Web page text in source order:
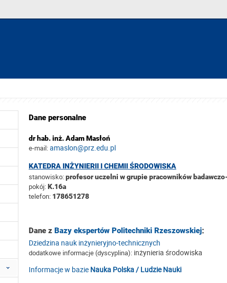
Dane personalne
dr hab. inż. Adam Masłoń
e-mail:amaslon@prz.edu.pl
KATEDRA INŻYNIERII I CHEMII ŚRODOWISKA
stanowisko:profesor uczelni w grupie pracowników
pokój:K.16a
telefon: 178651278
Dane z Bazy ekspertów Politechniki Rzeszowskiej:
Dziedzina nauk inżynieryjno-technicznych
dodatkowe informacje (dyscyplina): inżynieria środowiska
Informacje w bazie Nauka Polska / Ludzie Nauki